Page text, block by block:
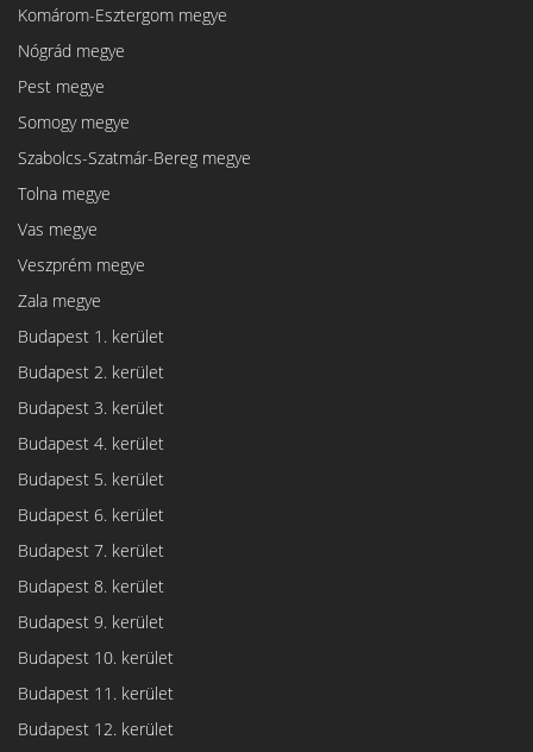
Komárom-Esztergom megye
Nógrád megye
Pest megye
Somogy megye
Szabolcs-Szatmár-Bereg megye
Tolna megye
Vas megye
Veszprém megye
Zala megye
Budapest 1. kerület
Budapest 2. kerület
Budapest 3. kerület
Budapest 4. kerület
Budapest 5. kerület
Budapest 6. kerület
Budapest 7. kerület
Budapest 8. kerület
Budapest 9. kerület
Budapest 10. kerület
Budapest 11. kerület
Budapest 12. kerület